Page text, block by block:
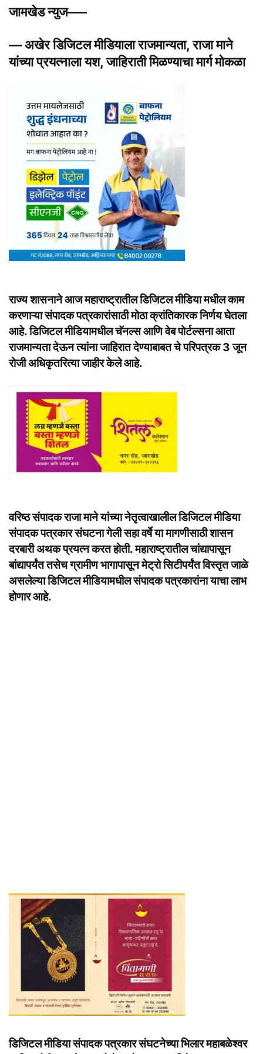
जामखेड न्युज—–
— अखेर डिजिटल मीडियाला राजमान्यता, राजा माने
यांच्या प्रयत्नाला यश, जाहिराती मिळण्याचा मार्ग मोकळा
राज्य शासनाने आज महाराष्ट्रातील डिजिटल मीडिया मधील काम
करणाऱ्या संपादक पत्रकारांसाठी मोठा क्रांतिकारक निर्णय घेतला
आहे. डिजिटल मीडियामधील चॅनल्स आणि वेब पोर्टल्सना आता
राजमान्यता देऊन त्यांना जाहिरात देण्याबाबत चे परिपत्रक 3 जून
रोजी अधिकृतरित्या जाहीर केले आहे.
वरिष्ठ संपादक राजा माने यांच्या नेतृत्वाखालील डिजिटल मीडिया
संपादक पत्रकार संघटना गेली सहा वर्षे या मागणीसाठी शासन
दरबारी अथक प्रयत्न करत होती. महाराष्ट्रातील चांद्यापासून
बांद्यापर्यंत तसेच ग्रामीण भागापासून मेट्रो सिटीपर्यंत विस्तृत जाळे
असलेल्या डिजिटल मीडियामधील संपादक पत्रकारांना याचा लाभ
होणार आहे.
डिजिटल मीडिया संपादक पत्रकार संघटनेच्या भिलार महाबळेश्वर